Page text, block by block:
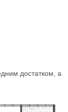
достатком, а